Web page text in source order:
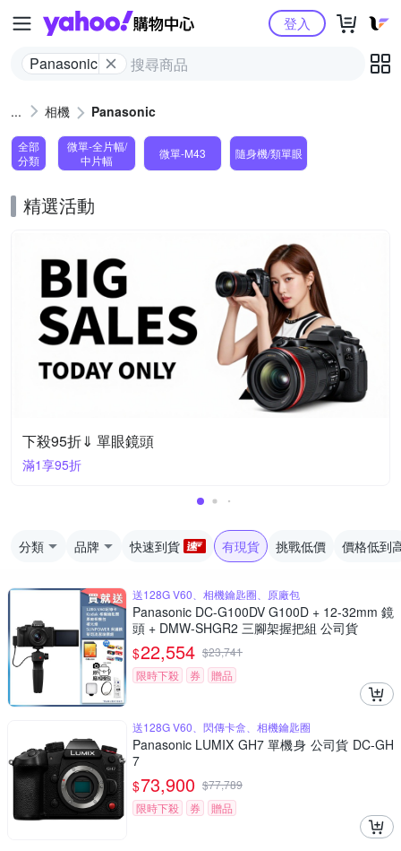
Yahoo購物中心
Panasonic
登入
相機 Panasonic
全部
分類
微單-全片幅/
中片幅
微單-M43 隨身機/類單眼
精選活動
下殺95折⇓ 單眼鏡頭
滿1享95折
分類 品牌 快速到貨 有現貨 挑戰低價 價格低到
送128G V60、相機鑰匙圈、原廠包
Panasonic DC-G100DV G100D + 12-32mm 鏡
頭 + DMW-SHGR2 三腳架握把組 公司貨
$22,554 $23,741
限時下殺
券 贈品
送128G V60、閃傳卡盒、相機鑰匙圈
Panasonic LUMIX GH7 單機身 公司貨 DC-GH
7
$73,900 $77,789
限時下殺
券 贈品